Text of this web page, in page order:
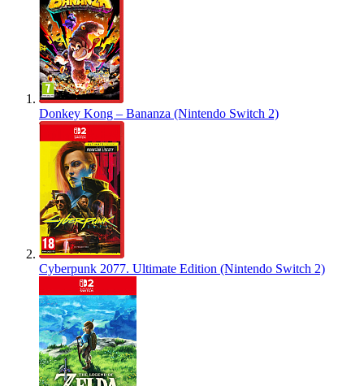
Donkey Kong – Bananza (Nintendo Switch 2)
Cyberpunk 2077. Ultimate Edition (Nintendo Switch 2)